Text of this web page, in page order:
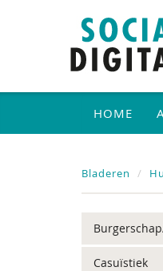
HOME
Bladeren
Casuïstiek